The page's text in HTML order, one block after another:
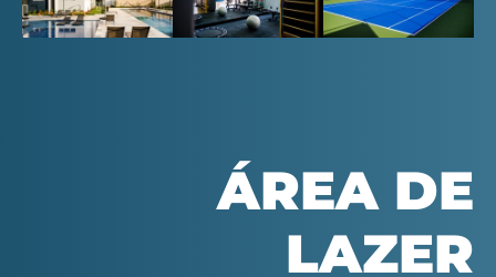
ÁREA DE
LAZER